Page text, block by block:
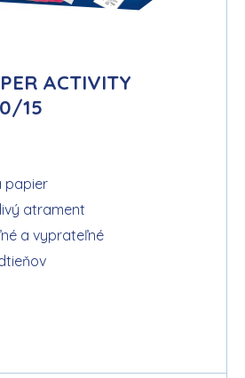
ACTIVITY
15
papier
atrament
a vyprateľné